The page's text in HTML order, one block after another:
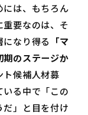
は、もちろん
要なのは、そ
なり得る 「マ
期のステージか
ト候補人材募
る中で「この
」と目を付け